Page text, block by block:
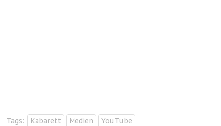
Tags: Kabarett Medien YouTube